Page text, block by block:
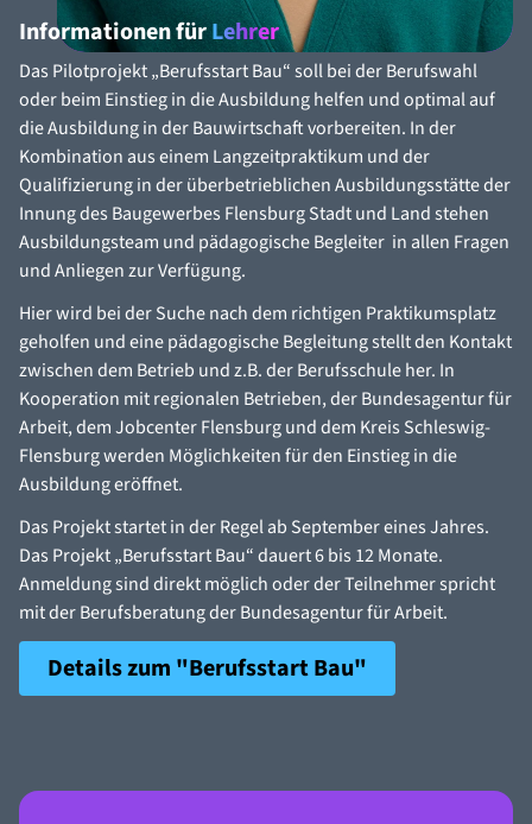
Informationen fürLehrer
Das Pilotprojekt „Berufsstart Bau“ soll bei der Berufswahl
oder beim Einstieg in die Ausbildung helfen und optimal auf
die Ausbildung in der Bauwirtschaft vorbereiten. In der
Kombination aus einem Langzeitpraktikum und der
Qualifizierung in der überbetrieblichen Ausbildungsstätte der
Innung des Baugewerbes Flensburg Stadt und Land stehen
Ausbildungsteam und pädagogische Begleiter in allen Fragen
und Anliegen zur Verfügung.
Hier wird bei der Suche nach dem richtigen Praktikumsplatz
geholfen und eine pädagogische Begleitung stellt den Kontakt
zwischen dem Betrieb und z.B. der Berufsschule her. In
Kooperation mit regionalen Betrieben, der Bundesagentur für
Arbeit, dem Jobcenter Flensburg und dem Kreis Schleswig-
Flensburg werden Möglichkeiten für den Einstieg in die
Ausbildung eröffnet.
Das Projekt startet in der Regel ab September eines Jahres.
Das Projekt „Berufsstart Bau“ dauert 6 bis 12 Monate.
Anmeldung sind direkt möglich oder der Teilnehmer spricht
mit der Berufsberatung der Bundesagentur für Arbeit.
Details zum "Berufsstart Bau"